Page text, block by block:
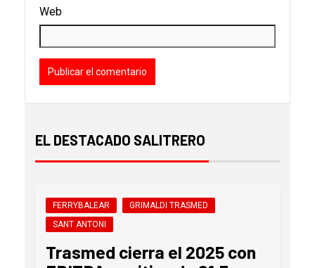
Web
EL DESTACADO SALITRERO
FERRYBALEAR
GRIMALDI TRASMED
SANT ANTONI
Trasmed cierra el 2025 con